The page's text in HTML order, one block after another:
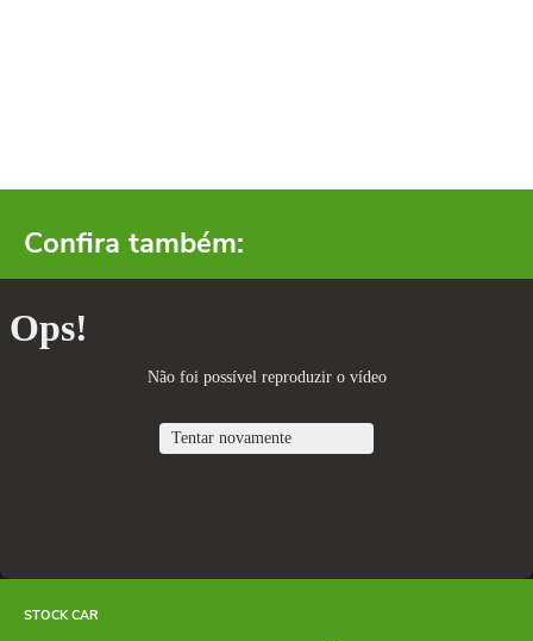
Confira também:
STOCK CAR